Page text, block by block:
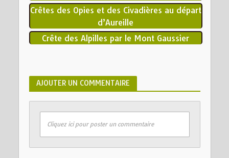
Crêtes des Opies et des Civadières au départ
d’Aureille
Crête des Alpilles par le Mont Gaussier
AJOUTER UN COMMENTAIRE
Cliquez ici pour poster un commentaire